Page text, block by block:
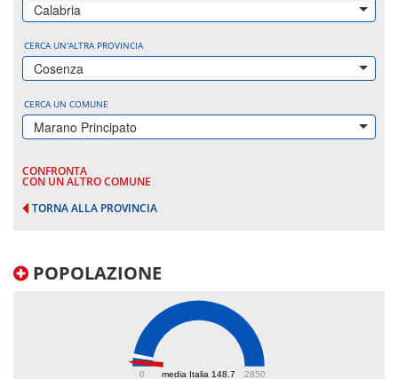
Calabria
CERCA UN'ALTRA PROVINCIA
Cosenza
CERCA UN COMUNE
Marano Principato
CONFRONTA
CON UN ALTRO COMUNE
TORNA ALLA PROVINCIA
POPOLAZIONE
media Italia 148.7
0 2850